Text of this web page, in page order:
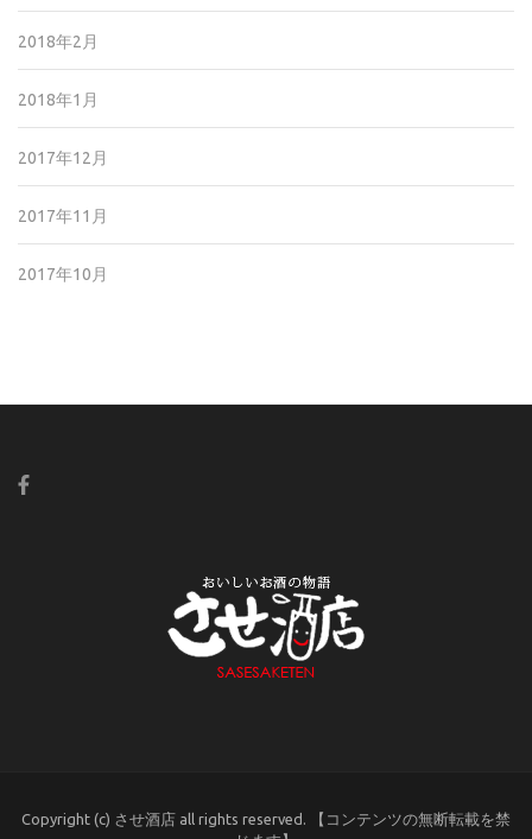
2018年2月
2018年1月
2017年12月
2017年11月
2017年10月
Copyright (c) させ酒店 all rights reserved. 【コンテンツの無断転載を禁